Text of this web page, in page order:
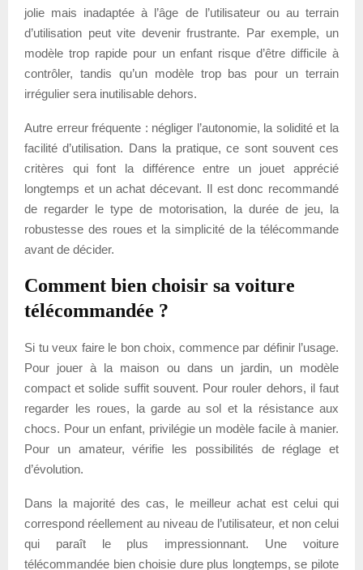
jolie mais inadaptée à l’âge de l’utilisateur ou au terrain
d’utilisation peut vite devenir frustrante. Par exemple, un
modèle trop rapide pour un enfant risque d’être difficile à
contrôler, tandis qu’un modèle trop bas pour un terrain
irrégulier sera inutilisable dehors.
Autre erreur fréquente : négliger l’autonomie, la solidité et la
facilité d’utilisation. Dans la pratique, ce sont souvent ces
critères qui font la différence entre un jouet apprécié
longtemps et un achat décevant. Il est donc recommandé
de regarder le type de motorisation, la durée de jeu, la
robustesse des roues et la simplicité de la télécommande
avant de décider.
Comment bien choisir sa voiture
télécommandée ?
Si tu veux faire le bon choix, commence par définir l’usage.
Pour jouer à la maison ou dans un jardin, un modèle
compact et solide suffit souvent. Pour rouler dehors, il faut
regarder les roues, la garde au sol et la résistance aux
chocs. Pour un enfant, privilégie un modèle facile à manier.
Pour un amateur, vérifie les possibilités de réglage et
d’évolution.
Dans la majorité des cas, le meilleur achat est celui qui
correspond réellement au niveau de l’utilisateur, et non celui
qui paraît le plus impressionnant. Une voiture
télécommandée bien choisie dure plus longtemps, se pilote